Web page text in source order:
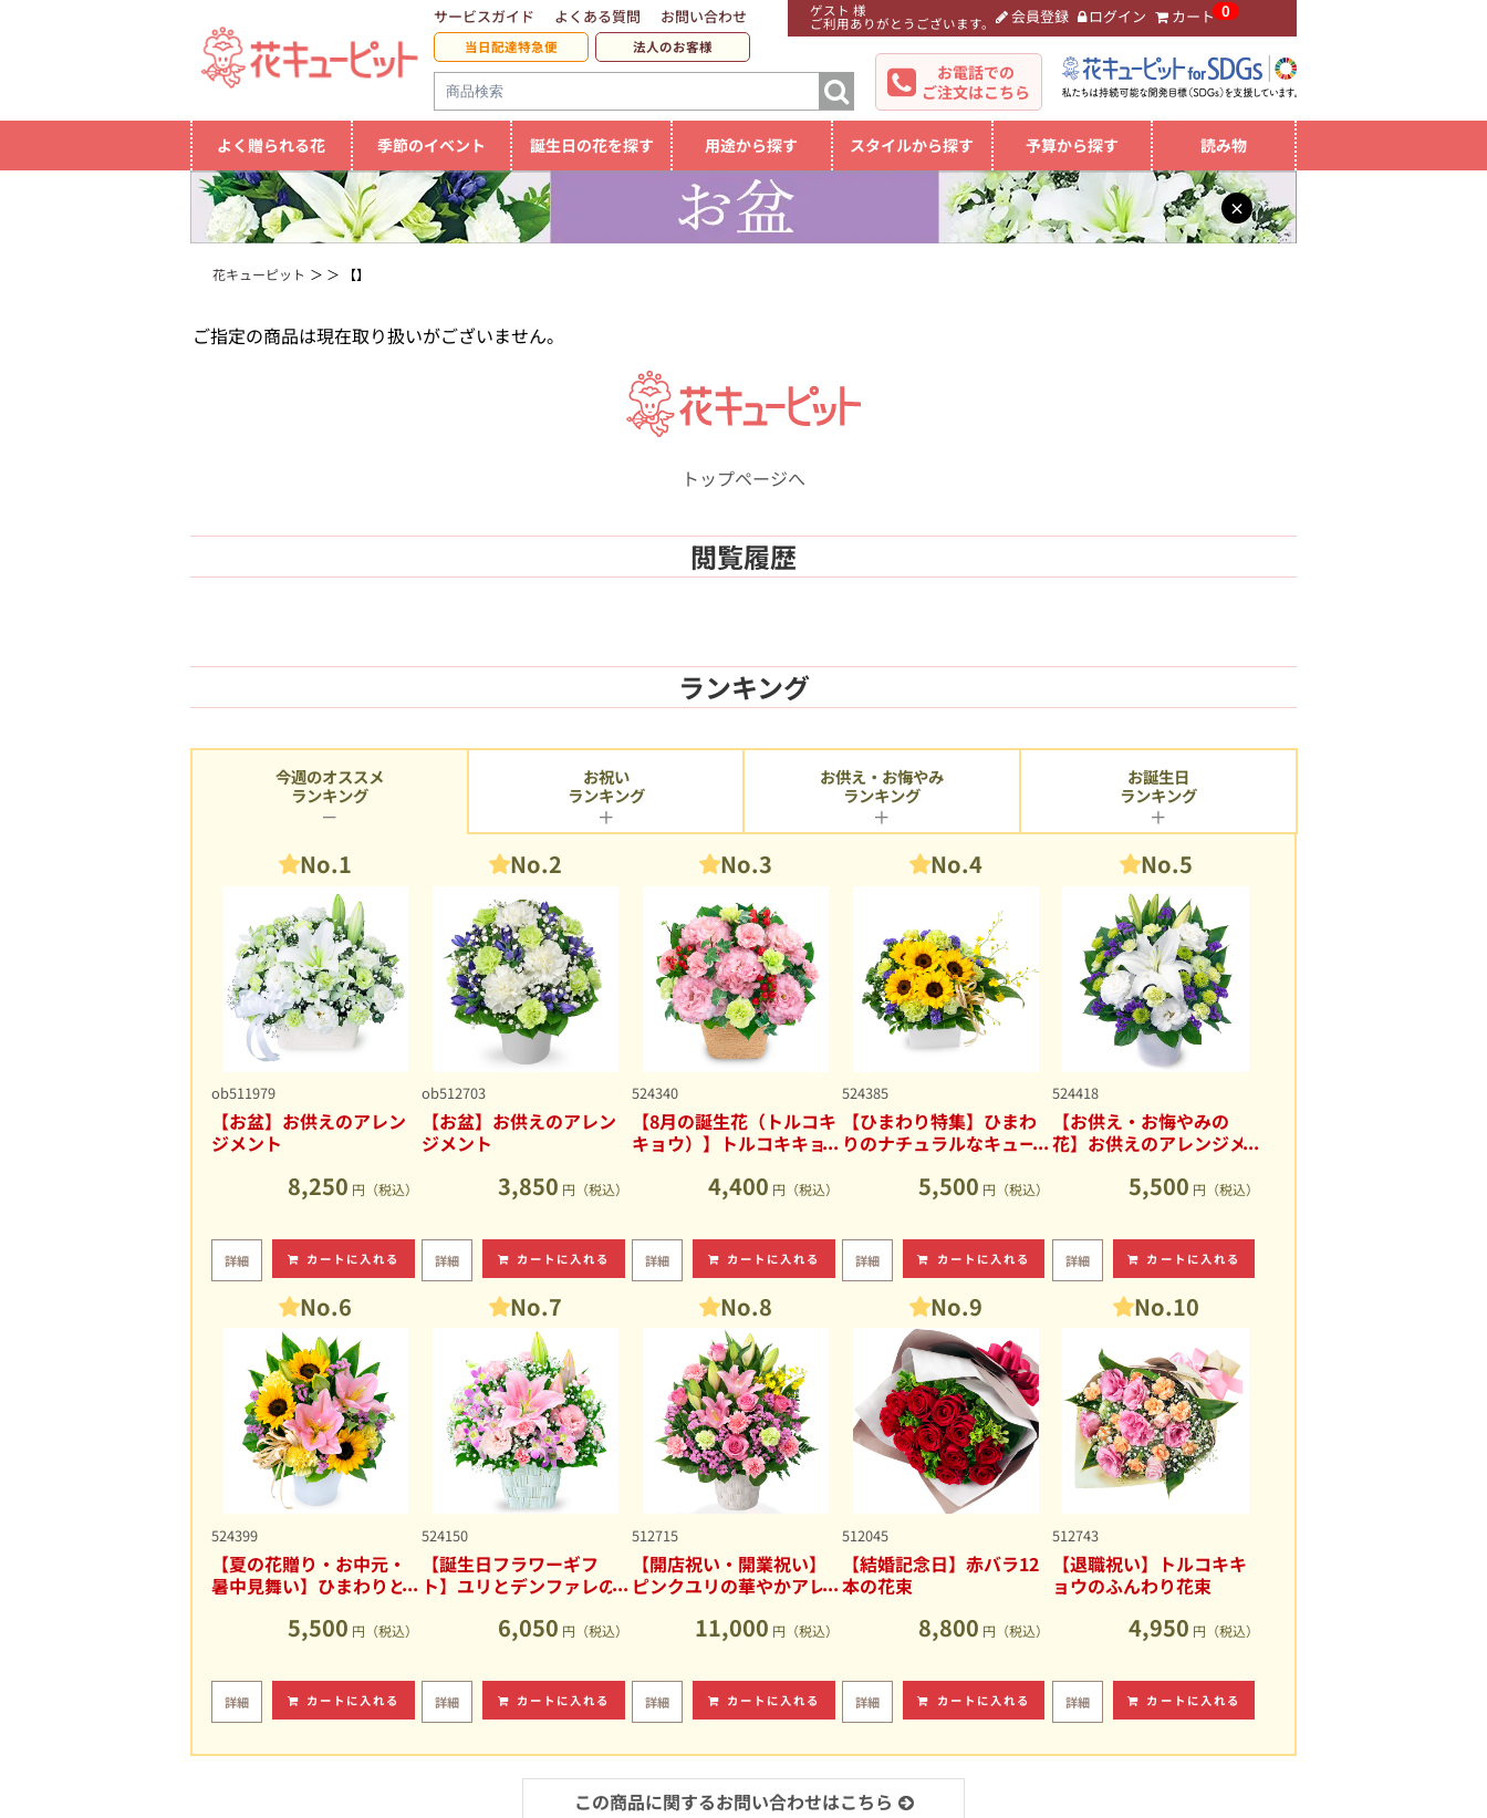
ゲスト 様
ご利用ありがとうございます。 会員登録 ログイン カート 0
サービスガイド よくある質問 お問い合わせ
当日配達特急便 法人のお客様
お電話での
ご注文はこちら
よく贈られる花 季節のイベント 誕生日の花を探す 用途から探す スタイルから探す 予算から探す 読み物
×
花キューピット 【】
ご指定の商品は現在取り扱いがございません。
トップページへ
閲覧履歴
ランキング
今週のオススメ
ランキング
No.1
ob511979
【お盆】お供えのアレン
ジメント
8,250 円（税込）
詳細 カートに入れる
No.2
ob512703
【お盆】お供えのアレン
ジメント
3,850 円（税込）
詳細 カートに入れる
No.3
524340
【8月の誕生花（トルコキ
キョウ）】トルコキキョ
4,400 円（税込）
詳細 カートに入れる
No.4
524385
【ひまわり特集】ひまわ
りのナチュラルなキュー
5,500 円（税込）
詳細 カートに入れる
No.5
524418
【お供え・お悔やみの
花】お供えのアレンジメ
5,500 円（税込）
詳細 カートに入れる
No.6
524399
【夏の花贈り・お中元・
暑中見舞い】ひまわりと
5,500 円（税込）
詳細 カートに入れる
No.7
524150
【誕生日フラワーギフ
ト】ユリとデンファレの
6,050 円（税込）
詳細 カートに入れる
No.8
512715
【開店祝い・開業祝い】
ピンクユリの華やかアレ
11,000 円（税込）
詳細 カートに入れる
No.9
512045
【結婚記念日】赤バラ12
本の花束
8,800 円（税込）
詳細 カートに入れる
No.10
512743
【退職祝い】トルコキキ
ョウのふんわり花束
4,950 円（税込）
詳細 カートに入れる
お祝い
ランキング
お供え・お悔やみ
ランキング
お誕生日
ランキング
この商品に関するお問い合わせはこちら